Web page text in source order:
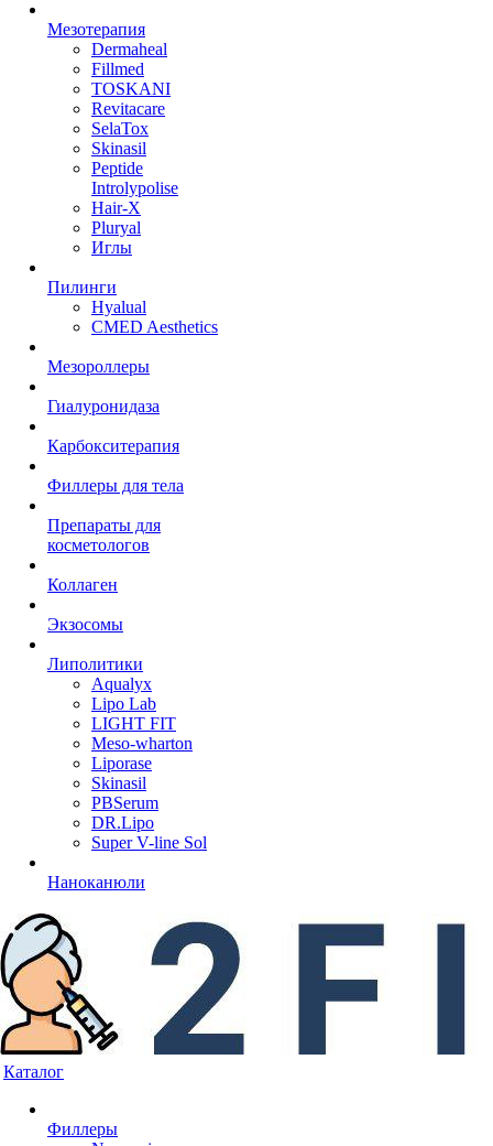
Мезотерапия
Dermaheal
Fillmed
TOSKANI
Revitacare
SelaTox
Skinasil
Peptide
Introlypolise
Hair-X
Pluryal
Иглы
Пилинги
Hyalual
CMED Aesthetics
Мезороллеры
Гиалуронидаза
Карбокситерапия
Филлеры для тела
Препараты для
косметологов
Коллаген
Экзосомы
Липолитики
Aqualyx
Lipo Lab
LIGHT FIT
Meso-wharton
Liporase
Skinasil
PBSerum
DR.Lipo
Super V-line Sol
Наноканюли
Каталог
Филлеры